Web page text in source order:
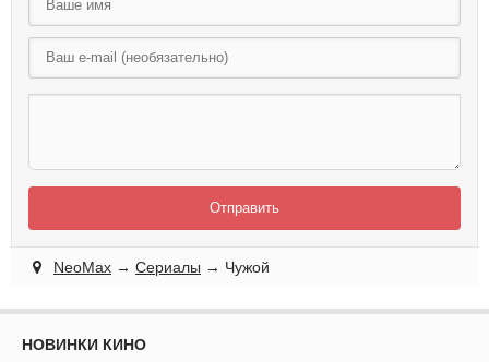
Отправить
NeoMax → Сериалы → Чужой
НОВИНКИ КИНО